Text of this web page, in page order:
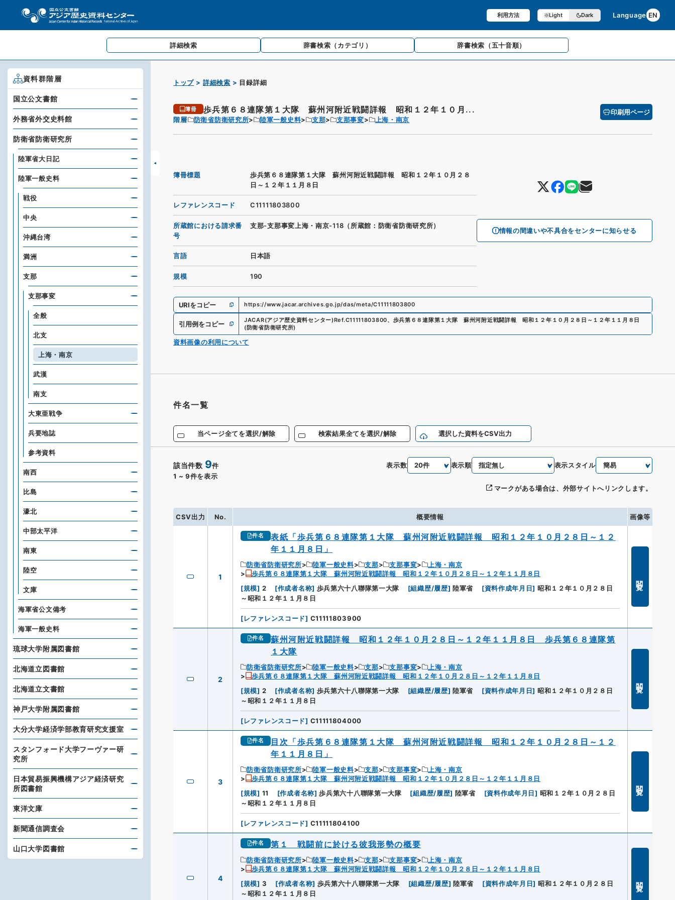
利用方法 Light Dark Language EN
詳細検索 辞書検索 （カテゴリ） 辞書検索 （五十音順）
トップ 詳細検索 目録詳細
簿冊 歩兵第６８連隊第１大隊 蘇州河附近戦闘詳報 昭和１２年１０月...
階層 防衛省防衛研究所 陸軍一般史料 支那 支那事変 上海・南京
印刷用ページ
情報の間違いや不具合をセンターに知らせる
簿冊標題
歩兵第６８連隊第１大隊 蘇州河附近戦闘詳報 昭和１２年１０月２８
日～１２年１１月８日
レファレンスコード C11111803800
所蔵館における請求番
号
支那-支那事変上海・南京-118（所蔵館：防衛省防衛研究所）
言語 日本語
規模 190
URIをコピー https://www.jacar.archives.go.jp/das/meta/C11111803800
引用例をコピー JACAR(アジア歴史資料センター)Ref.C11111803800、 歩兵第６８連隊第１大隊 蘇州河附近戦闘詳報 昭和１２年１０月２８日～１２年１１月８日
(防衛省防衛研究所)
資料画像の利用について
件名一覧
当ページ全てを選択/解除 検索結果全てを選択/解除 選択した資料をCSV出力
該当件数 9件
1 ~ 9件を表示
表示数 表示順 表示スタイル
マークがある場合は、外部サイトへリンクします。
CSV出力 No. 概要情報 画像等
1
件名
表紙「歩兵第６８連隊第１大隊 蘇州河附近戦闘詳報 昭和１２年１０月２８日～１２
年１１月８日」
防衛省防衛研究所 陸軍一般史料 支那 支那事変
上海・南京
歩兵第６８連隊第１大隊 蘇州河附近戦闘詳報 昭和１２年１０月２８日～１２年１１月８日
[規模] 2 [作成者名称] 歩兵第六十八聯隊第一大隊 [組織歴/履歴] 陸軍省 [資料作成年月日] 昭和１２年１０月２８日
～昭和１２年１１月８日
[レファレンスコード] C11111803900
2
件名
蘇州河附近戦闘詳報 昭和１２年１０月２８日～１２年１１月８日 歩兵第６８連隊第
１大隊
防衛省防衛研究所 陸軍一般史料 支那 支那事変
上海・南京
歩兵第６８連隊第１大隊 蘇州河附近戦闘詳報 昭和１２年１０月２８日～１２年１１月８日
[規模] 2 [作成者名称] 歩兵第六十八聯隊第一大隊 [組織歴/履歴] 陸軍省 [資料作成年月日] 昭和１２年１０月２８日
～昭和１２年１１月８日
[レファレンスコード] C11111804000
3
件名
目次「歩兵第６８連隊第１大隊 蘇州河附近戦闘詳報 昭和１２年１０月２８日～１２
年１１月８日」
防衛省防衛研究所 陸軍一般史料 支那 支那事変
上海・南京
歩兵第６８連隊第１大隊 蘇州河附近戦闘詳報 昭和１２年１０月２８日～１２年１１月８日
[規模] 11 [作成者名称] 歩兵第六十八聯隊第一大隊 [組織歴/履歴] 陸軍省 [資料作成年月日] 昭和１２年１０月２８日
～昭和１２年１１月８日
[レファレンスコード] C11111804100
4
件名 第１ 戦闘前に於ける彼我形勢の概要
防衛省防衛研究所 陸軍一般史料 支那 支那事変
上海・南京
歩兵第６８連隊第１大隊 蘇州河附近戦闘詳報 昭和１２年１０月２８日～１２年１１月８日
[規模] 3 [作成者名称] 歩兵第六十八聯隊第一大隊 [組織歴/履歴] 陸軍省 [資料作成年月日] 昭和１２年１０月２８日
～昭和１２年１１月８日
資料群階層
国立公文書館
外務省外交史料館
防衛省防衛研究所
陸軍省大日記
陸軍一般史料
戦役
中央
沖縄台湾
満洲
支那
支那事変
全般
北支
上海・南京
武漢
南支
大東亜戦争
兵要地誌
参考資料
南西
比島
濠北
中部太平洋
南東
陸空
文庫
海軍省公文備考
海軍一般史料
琉球大学附属図書館
北海道立図書館
北海道立文書館
神戸大学附属図書館
大分大学経済学部教育研究支援室
スタンフォード大学フーヴァー研
究所
日本貿易振興機構アジア経済研究
所図書館
東洋文庫
新聞通信調査会
山口大学図書館